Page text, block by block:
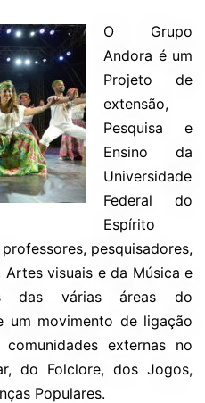
O Grupo
Andora é um
Projeto de
extensão,
Pesquisa e
Ensino da
Universidade
Federal do
Espírito
pesquisadores,
visuais e da Música e
das várias áreas do
um movimento de ligação
externas no
do Folclore, dos Jogos,
Populares.